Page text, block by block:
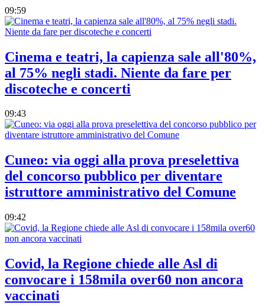
09:59
Cinema e teatri, la capienza sale all'80%,
al 75% negli stadi. Niente da fare per
discoteche e concerti
09:43
Cuneo: via oggi alla prova preselettiva
del concorso pubblico per diventare
istruttore amministrativo del Comune
09:42
Covid, la Regione chiede alle Asl di
convocare i 158mila over60 non ancora
vaccinati